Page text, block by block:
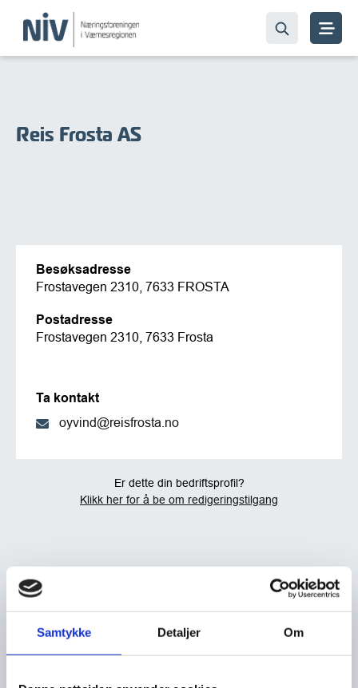
Samtykke Detaljer Om
Reis Frosta AS
Besøksadresse
Frostavegen 2310, 7633 FROSTA
Postadresse
Frostavegen 2310, 7633 Frosta
Ta kontakt
oyvind@reisfrosta.no
Er dette din bedriftsprofil?
Klikk her for å be om redigeringstilgang